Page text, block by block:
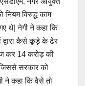
नियम विरुद्ध काम
थे| नेगी ने कहा कि
द्वारा कैसे कूड़े के ढेर
कर 14 करोड़ की
जिससे सरकार को
ने कहा कि वैसे तो